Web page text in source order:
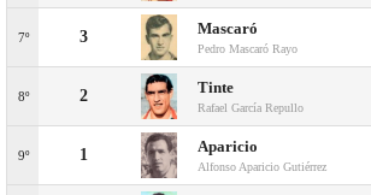
7º 3 Mascaró
Pedro Mascaró Rayo
8º 2 Tinte
Rafael García Repullo
9º 1 Aparicio
Alfonso Aparicio Gutiérrez